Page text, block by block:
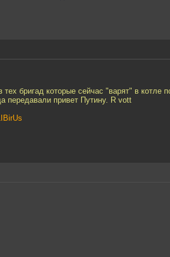
бригад которые сейчас "варят" в котле
передавали привет Путину. R vott